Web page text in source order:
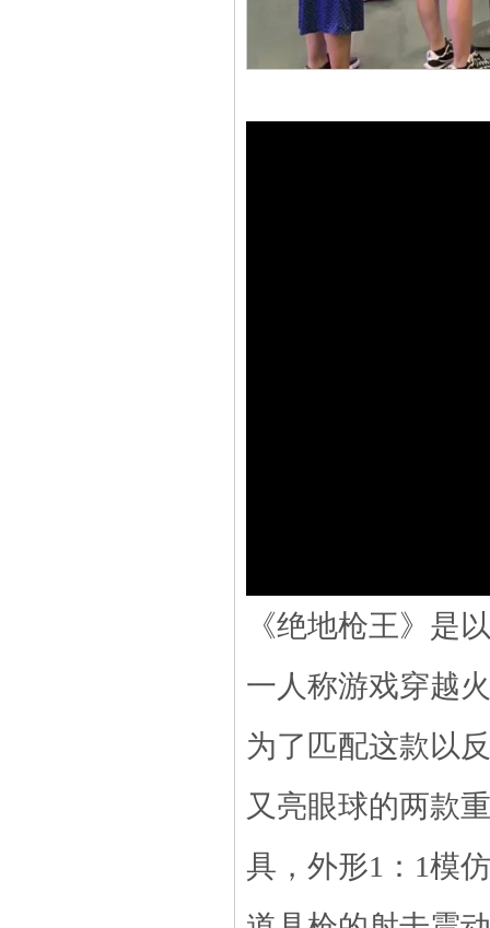
《绝地枪王》是
一人称游戏穿越
为了匹配这款以
又亮眼球的两款
具， 外形1： 1模